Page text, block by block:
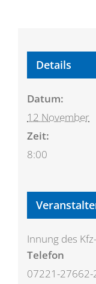
Details
Datum:
12 November
Zeit:
8:00
Innung des
Telefon
07221-27662-